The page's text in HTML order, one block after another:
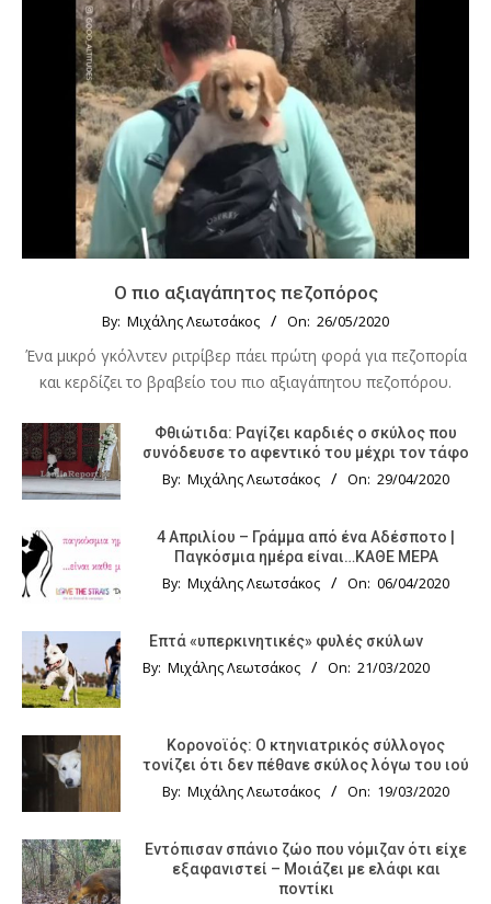
Ο πιο αξιαγάπητος πεζοπόρος
By: Μιχάλης Λεωτσάκος On: 26/05/2020
Ένα μικρό γκόλντεν ριτρίβερ πάει πρώτη φορά για πεζοπορία
και κερδίζει το βραβείο του πιο αξιαγάπητου πεζοπόρου.
Φθιώτιδα: Ραγίζει καρδιές ο σκύλος που
συνόδευσε το αφεντικό του μέχρι τον τάφο
By: Μιχάλης Λεωτσάκος On: 29/04/2020
4 Απριλίου – Γράμμα από ένα Αδέσποτο |
Παγκόσμια ημέρα είναι…ΚΑΘΕ ΜΕΡΑ
By: Μιχάλης Λεωτσάκος On: 06/04/2020
Επτά «υπερκινητικές» φυλές σκύλων
By: Μιχάλης Λεωτσάκος On: 21/03/2020
Κορονοϊός: Ο κτηνιατρικός σύλλογος
τονίζει ότι δεν πέθανε σκύλος λόγω του ιού
By: Μιχάλης Λεωτσάκος On: 19/03/2020
Εντόπισαν σπάνιο ζώο που νόμιζαν ότι είχε
εξαφανιστεί – Μοιάζει με ελάφι και
ποντίκι